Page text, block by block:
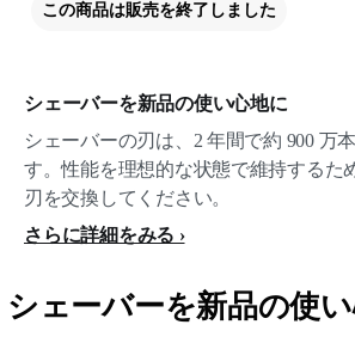
シェーバーを新品の使い心地に
シェーバーの刃は、2 年間で約 900 万
す。性能を理想的な状態で維持するた
刃を交換してください。
さらに詳細をみる
この商品は販売を終了しました
シェーバーを新品の使